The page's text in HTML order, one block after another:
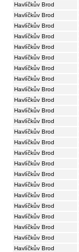
Havlíčkův Brod
Havlíčkův Brod
Havlíčkův Brod
Havlíčkův Brod
Havlíčkův Brod
Havlíčkův Brod
Havlíčkův Brod
Havlíčkův Brod
Havlíčkův Brod
Havlíčkův Brod
Havlíčkův Brod
Havlíčkův Brod
Havlíčkův Brod
Havlíčkův Brod
Havlíčkův Brod
Havlíčkův Brod
Havlíčkův Brod
Havlíčkův Brod
Havlíčkův Brod
Havlíčkův Brod
Havlíčkův Brod
Havlíčkův Brod
Havlíčkův Brod
Havlíčkův Brod